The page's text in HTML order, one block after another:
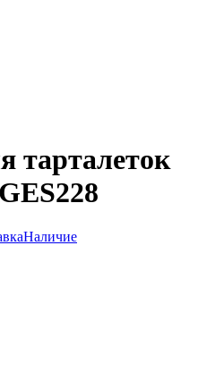
тарталеток
Наличие